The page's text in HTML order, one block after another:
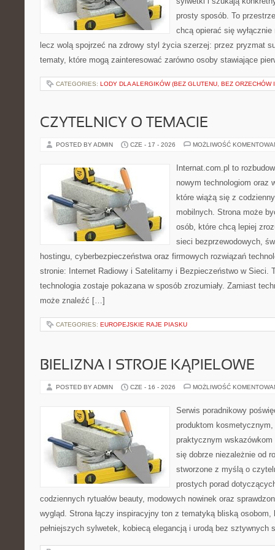
prosty sposób. To
chcą opierać się
lecz wolą spojrzeć na zdrowy styl życia szerzej: przez pryzmat
tematy, które mogą zainteresować zarówno osoby stawiające
CATEGORIES: LODY DLA ALERGIKÓW (BEZ GLUTENU, BEZ ORZECHÓW
CZYTELNICY O TEMACIE
POSTED BY ADMIN CZE - 17 - 2026 MOŻLIWOŚĆ
Internat.com.pl to
nowym technologiom oraz
które wiążą się z
mobilnych. Strona może
osób, które chcą lepiej
sieci bezprzewodowych,
hostingu, cyberbezpieczeństwa oraz firmowych rozwiązań
stronie: Internet Radiowy i Satelitarny i Bezpieczeństwo w Sieci.
technologia zostaje pokazana w sposób zrozumiały. Zamiast
może znaleźć […]
CATEGORIES: EUROPEJSKIE RAJE PIASKU
BIELIZNA I STROJE KĄPIELOWE
POSTED BY ADMIN CZE - 16 - 2026 MOŻLIWOŚĆ
Serwis poradnikowy
produktom
praktycznym
się dobrze niezależnie od
stworzone z myślą o
prostych porad
codziennych rytuałów beauty, modowych nowinek oraz
wygląd. Strona łączy inspiracyjny ton z tematyką bliską
pełniejszych sylwetek, kobiecą elegancją i urodą bez sztywnych